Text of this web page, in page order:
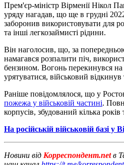
Прем'єр-міністр Вірменії Нікол
уряду нагадав, що ще в грудні
заборонив використовувати для
та інші легкозаймисті рідини.
Він наголосив, що, за
намагався розпалити піч,
бензином. Вогонь перекинувся на
урятуватися, військовий відкинув
Раніше повідомлялося, що у
пожежа у військовій частині.
корпусів, збудований кілька років
На російській військовій базі у
Новини від Корреспондент.netв